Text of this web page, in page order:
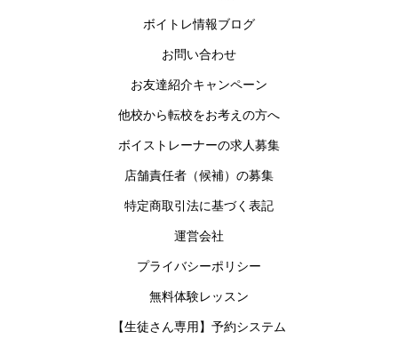
ボイトレ情報ブログ
お問い合わせ
お友達紹介キャンペーン
他校から転校をお考えの方へ
ボイストレーナーの求人募集
店舗責任者（候補）の募集
特定商取引法に基づく表記
運営会社
プライバシーポリシー
無料体験レッスン
【生徒さん専用】予約システム